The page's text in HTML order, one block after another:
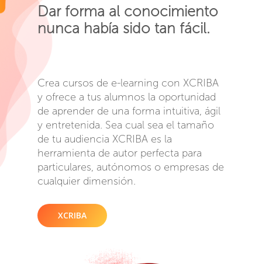
Dar forma al conocimiento
nunca había sido tan fácil.
Crea cursos de e-learning con XCRIBA
y ofrece a tus alumnos la oportunidad
de aprender de una forma intuitiva, ágil
y entretenida. Sea cual sea el tamaño
de tu audiencia XCRIBA es la
herramienta de autor perfecta para
particulares, autónomos o empresas de
cualquier dimensión.
XCRIBA